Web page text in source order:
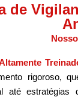
de
rigoroso,
até estratégias